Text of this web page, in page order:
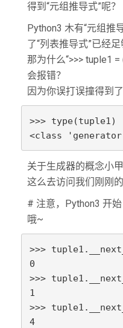
得到“元组推导式”呢？
Python3 木有“元组推
了“列表推导式”已经足
那为什么“>>> tuple1
会报错？
因为你误打误撞得到
>>> type(tuple1)
<class
关于生成器的概念小
这么去访问我们刚刚的
# 注意，Python3 开
哦~
>>>
0
>>>
1
>>>
4